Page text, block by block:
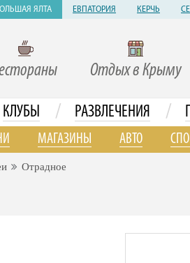
ЯЛТА ЕВПАТОРИЯ КЕРЧЬ
Отдых в Крыму
КЛУБЫ / РАЗВЛЕЧЕНИЯ /
МАГАЗИНЫ АВТО
Отрадное